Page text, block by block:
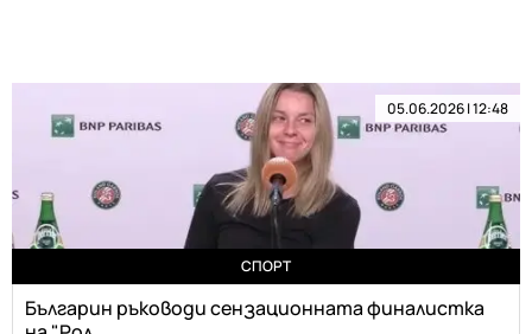
05.06.2026 | 12:48
СПОРТ
Българин ръководи сензационната финалистка